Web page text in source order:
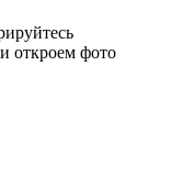
откроем фото